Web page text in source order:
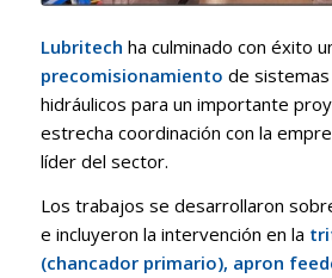
Lubritech ha culminado con éxito
precomisionamiento de
hidráulicos para un importante
estrecha coordinación con la
líder del sector.
Los trabajos se desarrollaron
e incluyeron la intervención en la
(chancador primario), apron